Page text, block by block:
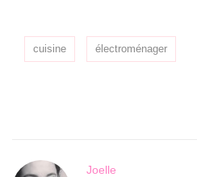
cuisine électroménager
Joelle